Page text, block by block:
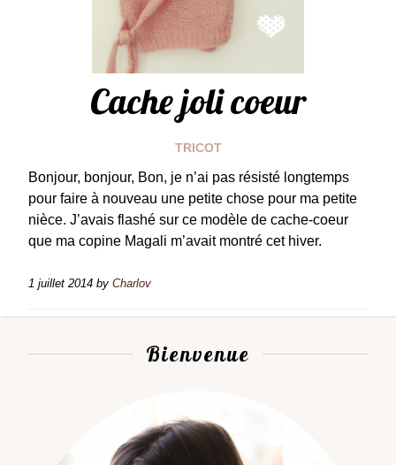
Cache joli coeur
TRICOT
Bonjour, bonjour, Bon, je n’ai pas résisté longtemps
pour faire à nouveau une petite chose pour ma petite
nièce. J’avais flashé sur ce modèle de cache-coeur
que ma copine Magali m’avait montré cet hiver.
1 juillet 2014 by Charlov
Bienvenue